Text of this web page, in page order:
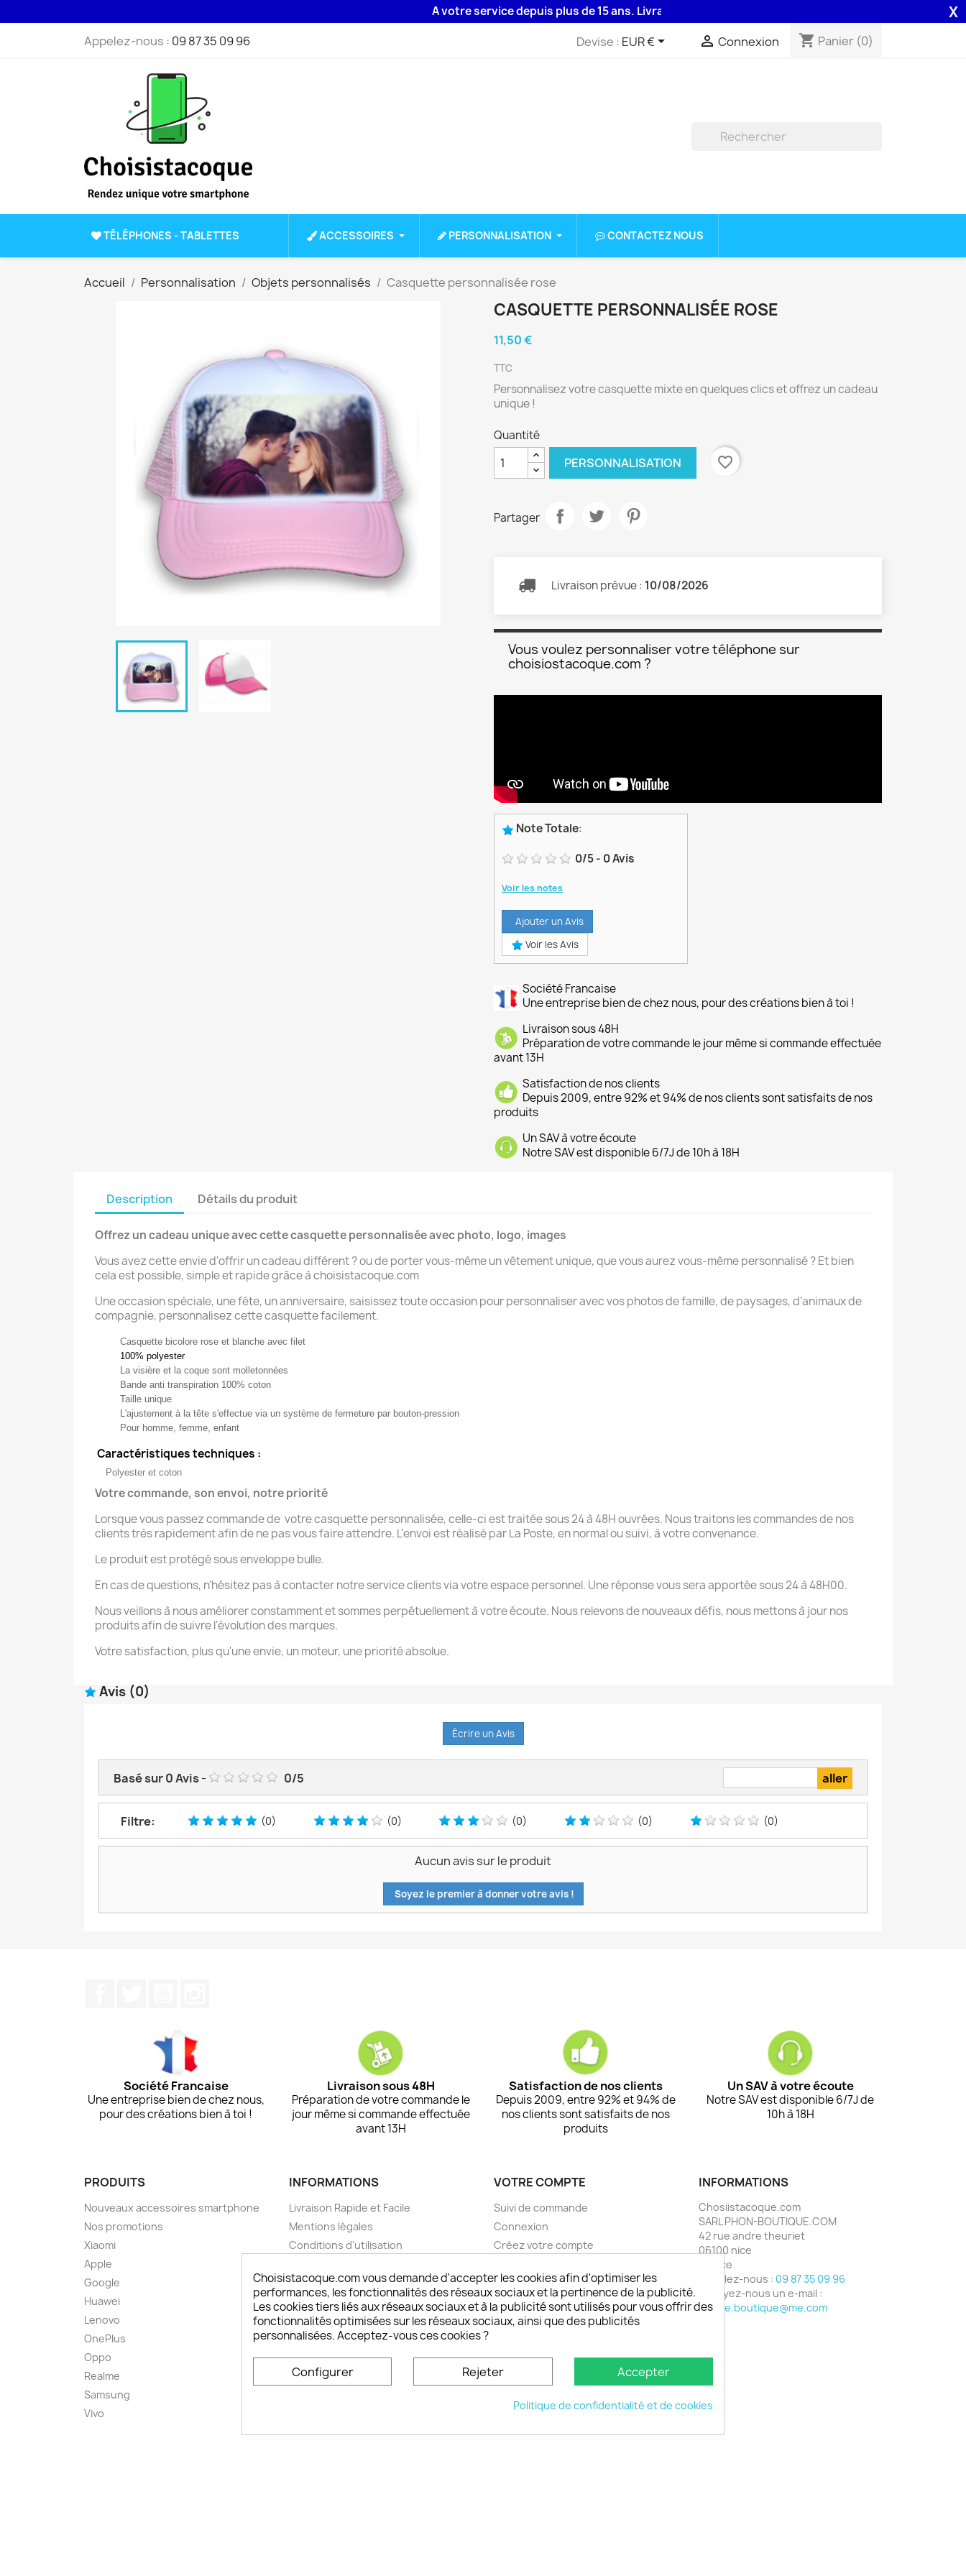
A votre service depuis plus de 15 ans. Livraison 48H assurée par la Poste . X
Appelez-nous : 09 87 35 09 96 Devise : EUR €  Connexion shopping_cart Panier (0)
TÉLÉPHONES - TABLETTES ACCESSOIRES PERSONNALISATION CONTACTEZ NOUS
Accueil Personnalisation Objets personnalisés Casquette personnalisée rose
CASQUETTE PERSONNALISÉE ROSE
11,50 €
TTC
Personnalisez votre casquette mixte en quelques clics et offrez un cadeau
unique !
Quantité
PERSONNALISATION favorite_border
Partager
Livraison prévue : 10/08/2026
Vous voulez personnaliser votre téléphone sur
choisiostacoque.com ?
Note Totale:
0/5- 0Avis
Voir les notes
Ajouter un Avis
Voir les Avis
Société Francaise
Une entreprise bien de chez nous, pour des créations bien à toi !
Livraison sous 48H
Préparation de votre commande le jour même si commande effectuée
avant 13H
Satisfaction de nos clients
Depuis 2009, entre 92% et 94% de nos clients sont satisfaits de nos
produits
Un SAV à votre écoute
Notre SAV est disponible 6/7J de 10h à 18H
Description Détails du produit
Offrez un cadeau unique avec cette casquette personnalisée avec photo, logo, images
Vous avez cette envie d'offrir un cadeau différent ? ou de porter vous-même un vêtement unique, que vous aurez vous-même personnalisé ? Et bien
cela est possible, simple et rapide grâce à choisistacoque.com
Une occasion spéciale, une fête, un anniversaire, saisissez toute occasion pour personnaliser avec vos photos de famille, de paysages, d'animaux de
compagnie, personnalisez cette casquette facilement.
Casquette bicolore rose et blanche avec filet
100% polyester
La visière et la coque sont molletonnées
Bande anti transpiration 100% coton
Taille unique
L'ajustement à la tête s'effectue via un système de fermeture par bouton-pression
Pour homme, femme, enfant
Caractéristiques techniques :
Polyester et coton
Votre commande, son envoi, notre priorité
Lorsque vous passez commande de votre casquette personnalisée, celle-ci est traitée sous 24 à 48H ouvrées. Nous traitons les commandes de nos
clients très rapidement afin de ne pas vous faire attendre. L'envoi est réalisé par La Poste, en normal ou suivi, à votre convenance.
Le produit est protégé sous enveloppe bulle.
En cas de questions, n'hésitez pas à contacter notre service clients via votre espace personnel. Une réponse vous sera apportée sous 24 à 48H00.
Nous veillons à nous améliorer constamment et sommes perpétuellement à votre écoute. Nous relevons de nouveaux défis, nous mettons à jour nos
produits afin de suivre l'évolution des marques.
Votre satisfaction, plus qu'une envie, un moteur, une priorité absolue.
Avis (0)
Écrire un Avis
Basé sur0Avis- 0/5
Filtre: (0) (0) (0) (0) (0)
Aucun avis sur le produit
Soyez le premier à donner votre avis !
Société Francaise
Une entreprise bien de chez nous,
pour des créations bien à toi !
Livraison sous 48H
Préparation de votre commande le
jour même si commande effectuée
avant 13H
Satisfaction de nos clients
Depuis 2009, entre 92% et 94% de
nos clients sont satisfaits de nos
produits
Un SAV à votre écoute
Notre SAV est disponible 6/7J de
10h à 18H
PRODUITS
Nouveaux accessoires smartphone
Nos promotions
Xiaomi
Apple
Google
Huawei
Lenovo
OnePlus
Oppo
Realme
Samsung
Vivo
INFORMATIONS
Livraison Rapide et Facile
Mentions légales
Conditions d'utilisation
Paiement sécurisé choisistacoque
Retours et remboursements
Livraison DOM TOM et outremer
FAQ choisistacoque
Comment personnaliser son
smartphone
VOTRE COMPTE
Suivi de commande
Connexion
Créez votre compte
INFORMATIONS
Chosiistacoque.com
SARL PHON-BOUTIQUE.COM
42 rue andre theuriet
06100 nice
France
Appelez-nous : 09 87 35 09 96
Envoyez-nous un e-mail :
phone.boutique@me.com
© 2026 - choisistacoque.com
Choisistacoque.com vous demande d'accepter les cookies afin d'optimiser les
performances, les fonctionnalités des réseaux sociaux et la pertinence de la publicité.
Les cookies tiers liés aux réseaux sociaux et à la publicité sont utilisés pour vous offrir des
fonctionnalités optimisées sur les réseaux sociaux, ainsi que des publicités
personnalisées. Acceptez-vous ces cookies ?
Configurer Rejeter Accepter
Politique de confidentialité et de cookies